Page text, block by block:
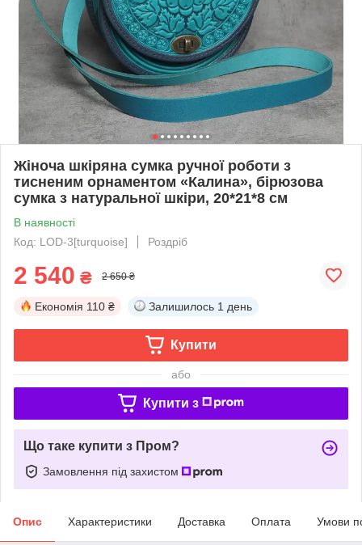
Жіноча шкіряна сумка ручної роботи з
тисненим орнаментом «Калина», бірюзова
сумка з натуральної шкіри, 20*21*8 см
В наявності
Код: LOD-3[turquoise]
Роздріб
2 540 ₴ 2 650 ₴
Економія 110 ₴ Залишилось 1 день
Купити
або
Купити з
Що таке купити з Пром?
Замовлення під захистом
Опис Характеристики Доставка Оплата Умови